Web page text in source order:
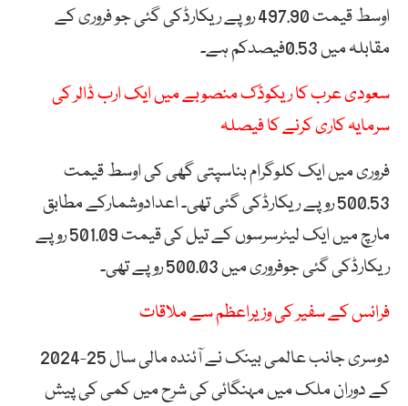
اوسط قیمت 497.90 روپے ریکارڈکی گئی جو فروری کے
مقابلہ میں 0.53فیصدکم ہے۔
سعودی عرب کا ریکوڈک منصوبے میں ایک ارب ڈالر کی
سرمایہ کاری کرنے کا فیصلہ
فروری میں ایک کلوگرام بناسپتی گھی کی اوسط قیمت
500.53 روپے ریکارڈکی گئی تھی۔ اعدادوشمارکے مطابق
مارچ میں ایک لیٹرسرسوں کے تیل کی قیمت 501.09 روپے
ریکارڈکی گئی جوفروری میں 500.03 روپے تھی۔
فرانس کے سفیر کی وزیراعظم سے ملاقات
دوسری جانب عالمی بینک نے آئندہ مالی سال 25-2024
کے دوران ملک میں مہنگائی کی شرح میں کمی کی پیش